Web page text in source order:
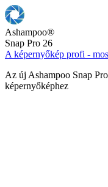
Ashampoo®
Snap Pro 26
A képernyőkép profi -
Az új Ashampoo Snap
képernyőképhez